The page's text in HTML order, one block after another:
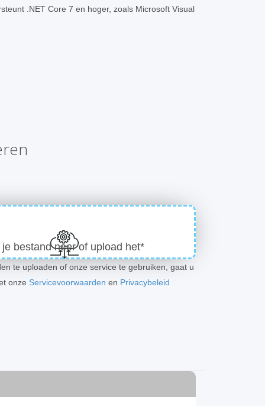
.NET Core 7 en hoger, zoals Microsoft Visual
je bestand neer of upload het*
te uploaden of onze service te gebruiken, gaat u
onze Servicevoorwaarden en Privacybeleid